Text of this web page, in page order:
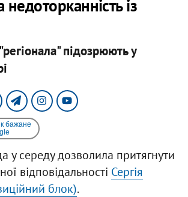
недоторканність із
підозрюють у
бажане
у середу дозволила притягнути
відповідальності Сергія
блок).